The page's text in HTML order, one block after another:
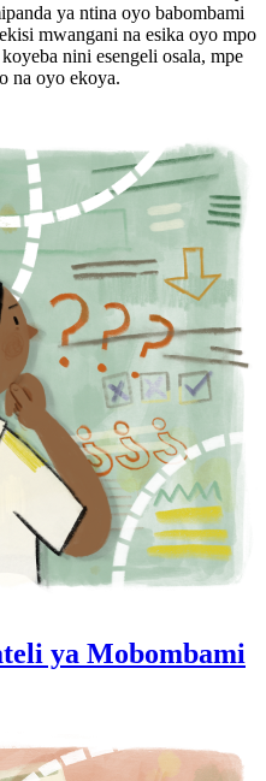
ya ntina oyo babombami
mwangani na esika oyo mpo
nini esengeli osala, mpe
na oyo ekoya.
ya Mobombami